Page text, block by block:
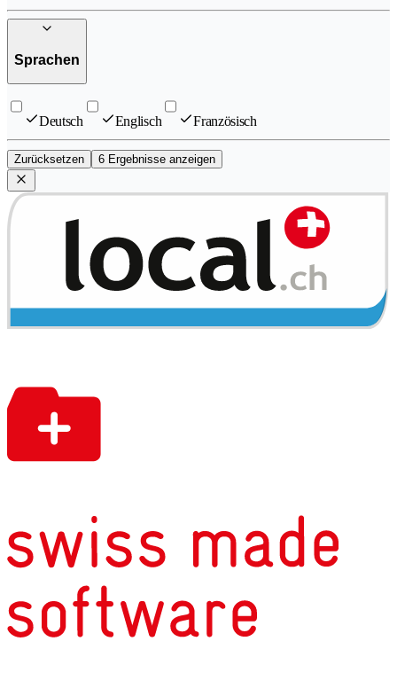
Sprachen
Deutsch Englisch Französisch
Zurücksetzen 6 Ergebnisse anzeigen